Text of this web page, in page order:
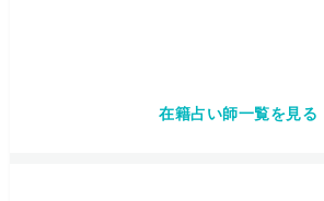
在籍占い師一覧を見る